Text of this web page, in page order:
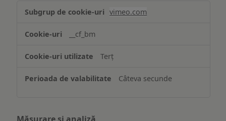
Asigurarea
funcționalităților
website-
ului
vimeo.com
__cf_bm
Terț
Câteva secunde